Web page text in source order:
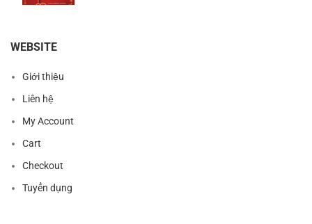
WEBSITE
Giới thiệu
Liên hệ
My Account
Cart
Checkout
Tuyển dụng